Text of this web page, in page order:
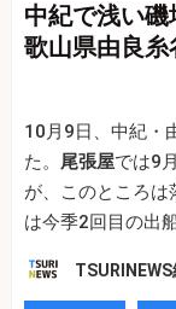
中紀で浅い
歌山県由良糸
10月9日、中紀・
た。 尾張屋では9
が、このところ
は今季2回目の出